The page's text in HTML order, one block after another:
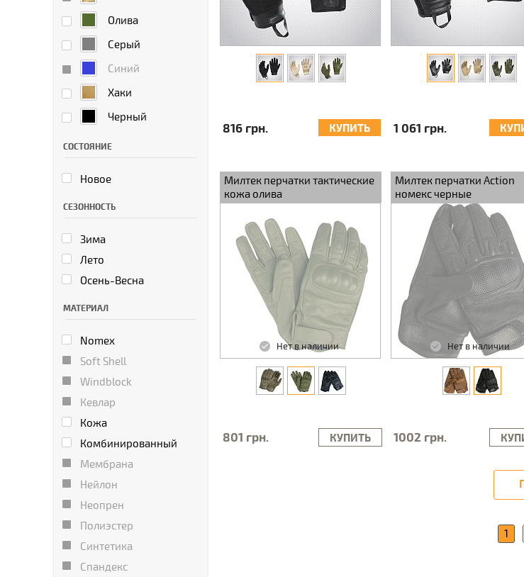
Олива
Серый
Синий
Хаки
Черный
СОСТОЯНИЕ
Новое
СЕЗОННОСТЬ
Зима
Лето
Осень-Весна
МАТЕРИАЛ
Nomex
Soft Shell
Windblock
Кевлар
Кожа
Комбинированный
Мембрана
Нейлон
Неопрен
Полиэстер
Синтетика
Спандекс
816 грн. КУПИТЬ 1 061 грн.
Милтек перчатки тактические
кожа олива
Нет в наличии
801 грн. КУПИТЬ
Милтек перчатки Action
номекс черные
Нет в наличии
1002 грн.
1